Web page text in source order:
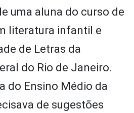
uma aluna do curso de
literatura infantil e
de Letras da
do Rio de Janeiro.
do Ensino Médio da
de sugestões